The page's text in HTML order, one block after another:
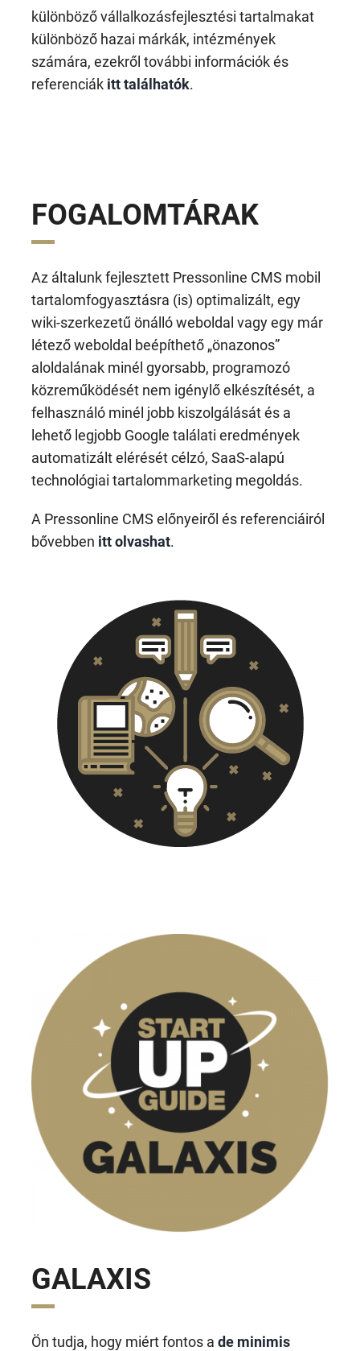
különböző vállalkozásfejlesztési tartalmakat
különböző hazai márkák, intézmények
számára, ezekről további információk és
referenciák itt találhatók.
FOGALOMTÁRAK
Az általunk fejlesztett Pressonline CMS mobil
tartalomfogyasztásra (is) optimalizált, egy
wiki-szerkezetű önálló weboldal vagy egy már
létező weboldal beépíthető „önazonos”
aloldalának minél gyorsabb, programozó
közreműködését nem igénylő elkészítését, a
felhasználó minél jobb kiszolgálását és a
lehető legjobb Google találati eredmények
automatizált elérését célzó, SaaS-alapú
technológiai tartalommarketing megoldás.
A Pressonline CMS előnyeiről és referenciáiról
bővebben itt olvashat.
GALAXIS
Ön tudja, hogy miért fontos a de minimis